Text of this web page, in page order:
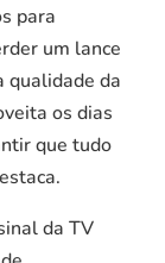
para
um lance
qualidade da
os dias
que tudo
da TV